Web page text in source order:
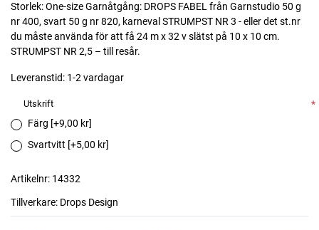
Storlek: One-size Garnåtgång: DROPS FABEL från Garnstudio 50 g
nr 400, svart 50 g nr 820, karneval STRUMPST NR 3 - eller det st.nr
du måste använda för att få 24 m x 32 v slätst på 10 x 10 cm.
STRUMPST NR 2,5 – till resår.
Leveranstid: 1-2 vardagar
Utskrift
*
Färg [+9,00 kr]
Svartvitt [+5,00 kr]
Artikelnr: 14332
Tillverkare: Drops Design